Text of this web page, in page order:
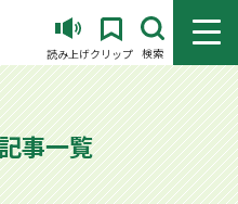
読み上げクリップ 検索 メニ
事一覧